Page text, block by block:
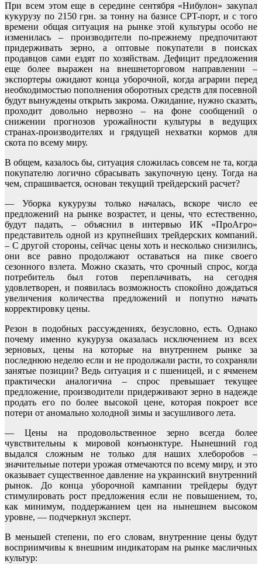
При всем этом еще в середине сентября «Нибулон» закупал
кукурузу по 2150 грн. за тонну на базисе СPT-порт, и с того
времени общая ситуация на рынке этой культуры особо не
изменилась – производители по-прежнему предпочитают
придерживать зерно, а оптовые покупатели в поисках
продавцов сами ездят по хозяйствам. Дефицит предложения
еще более выражен на внешнеторговом направлении –
экспортеры ожидают конца уборочной, когда аграрии перед
необходимостью пополнения оборотных средств для посевной
будут вынуждены открыть закрома. Ожидание, нужно сказать,
проходит довольно нервозно – на фоне сообщений о
снижении прогнозов урожайности культуры в ведущих
странах-производителях и грядущей нехватки кормов для
скота по всему миру.
В общем, казалось бы, ситуация сложилась совсем не та, когда
покупателю логично сбрасывать закупочную цену. Тогда на
чем, спрашивается, основан текущий трейдерский расчет?
— Уборка кукурузы только началась, вскоре число ее
предложений на рынке возрастет, и цены, что естественно,
будут падать, – объяснил в интервью ИК «ПроАгро»
представитель одной из крупнейших трейдерских компаний.
– С другой стороны, сейчас цены хоть и несколько снизились,
они все равно продолжают оставаться на пике своего
сезонного взлета. Можно сказать, что срочный спрос, когда
потребитель был готов переплачивать, на сегодня
удовлетворен, и появилась возможность спокойно дождаться
увеличения количества предложений и попутно начать
корректировку цены.
Резон в подобных рассуждениях, безусловно, есть. Однако
почему именно кукуруза оказалась исключением из всех
зерновых, цены на которые на внутреннем рынке за
последнюю неделю если и не продолжали расти, то сохраняли
занятые позиции? Ведь ситуация и с пшеницей, и с ячменем
практически аналогична – спрос превышает текущее
предложение, производители придерживают зерно в надежде
продать его по более высокой цене, которая покроет все
потери от аномально холодной зимы и засушливого лета.
— Цены на продовольственное зерно всегда более
чувствительны к мировой конъюнктуре. Нынешний год
выдался сложным не только для наших хлеборобов –
значительные потери урожая отмечаются по всему миру, и это
оказывает существенное давление на украинский внутренний
рынок. До конца уборочной кампании трейдеры будут
стимулировать рост предложения если не повышением, то,
как минимум, поддержанием цен на нынешнем высоком
уровне, — подчеркнул эксперт.
В меньшей степени, по его словам, внутренние цены будут
восприимчивы к внешним индикаторам на рынке масличных
культур: